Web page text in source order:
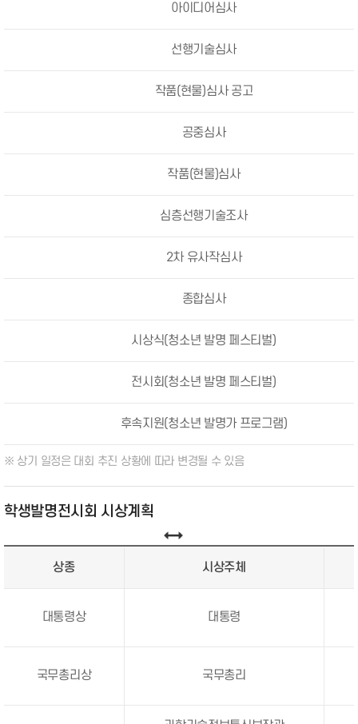
아이디어심사
선행기술심사
작품(현물)심사 공고
공중심사
작품(현물)심사
심층선행기술조사
2차 유사작심사
종합심사
시상식(청소년 발명 페스티벌)
전시회(청소년 발명 페스티벌)
후속지원(청소년 발명가 프로그램)
※ 상기 일정은 대회 추진 상황에 따라 변경될 수 있음
학생발명전시회 시상계획
상종 시상주체
대통령상 대통령
국무총리상 국무총리